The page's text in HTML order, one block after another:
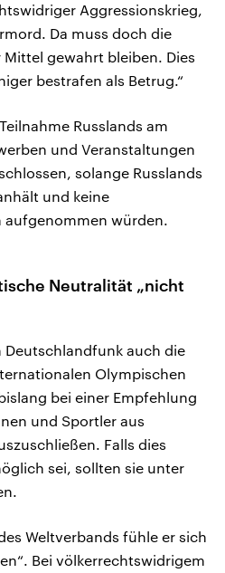
Aggressionskrieg,
Da muss doch die
gewahrt bleiben. Dies
bestrafen als Betrug.“
Russlands am
und Veranstaltungen
solange Russlands
und keine
aufgenommen würden.
Neutralität „nicht
auch die
Olympischen
bei einer Empfehlung
und Sportler aus
Falls dies
sei, sollten sie unter
Weltverbands fühle er sich
Bei völkerrechtswidrigem